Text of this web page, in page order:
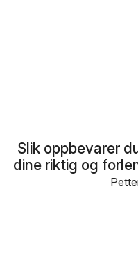
Slik oppbevarer
dine riktig og